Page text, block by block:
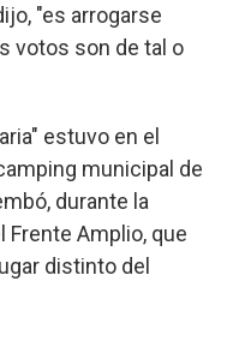
"es arrogarse
votos son de tal o
estuvo en el
municipal de
durante la
Frente Amplio, que
distinto del